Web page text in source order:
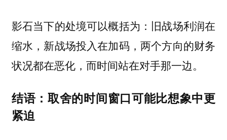
影石当下的处境可以概括为：旧战场利润在
缩水，新战场投入在加码，两个方向的财务
状况都在恶化，而时间站在对手那一边。
结语：取舍的时间窗口可能比想象中更
紧迫